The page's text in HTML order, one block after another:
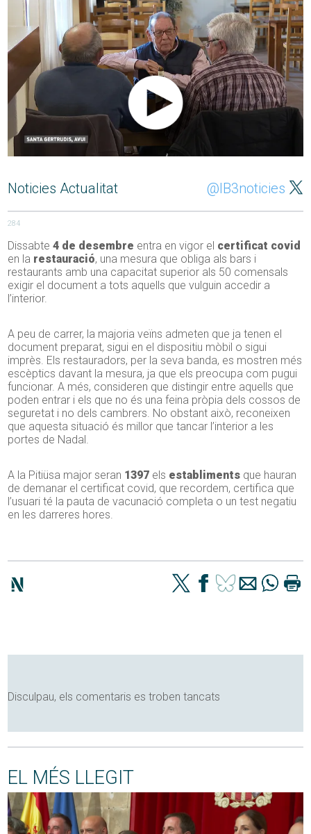
Noticies Actualitat @IB3noticies
284
Dissabte4 de desembre entra en vigor el certificat covid
en la restauració, una mesura que obliga als bars i
restaurants amb una capacitat superior als 50 comensals
exigir el document a tots aquells que vulguin accedir a
l’interior.
A peu de carrer, la majoria veïns admeten que ja tenen el
document preparat, sigui en el dispositiu mòbil o sigui
imprès. Els restauradors, per la seva banda, es mostren més
escèptics davant la mesura, ja que els preocupa com pugui
funcionar. A més, consideren que distingir entre aquells que
poden entrar i els que no és una feina pròpia dels cossos de
seguretat i no dels cambrers. No obstant això, reconeixen
que aquesta situació és millor que tancar l’interior a les
portes de Nadal.
A la Pitiüsa major seran 1397 els establiments que hauran
de demanar el certificat covid, que recordem, certifica que
l’usuari té la pauta de vacunació completa o un test negatiu
en les darreres hores.
Disculpau, els comentaris es troben tancats
EL MÉS LLEGIT